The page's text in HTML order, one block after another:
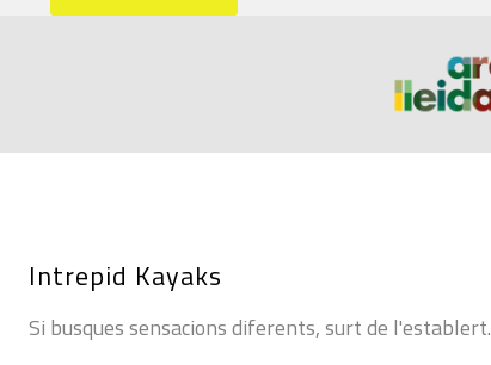
Intrepid Kayaks
Si busques sensacions diferents, surt de l'establert.